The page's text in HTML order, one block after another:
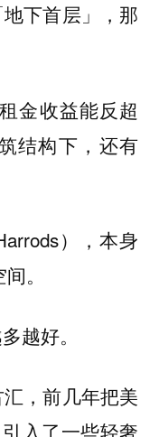
下首层」，那
金收益能反超
结构下，还有
），本身
。
越好。
，前几年把美
入了一些轻奢